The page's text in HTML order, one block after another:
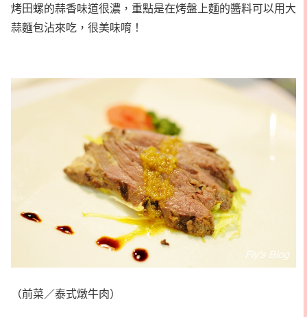
烤田螺的蒜香味道很濃，重點是在烤盤上麵的醬料可以用大
蒜麵包沾來吃，很美味唷！
（前菜／泰式燉牛肉）